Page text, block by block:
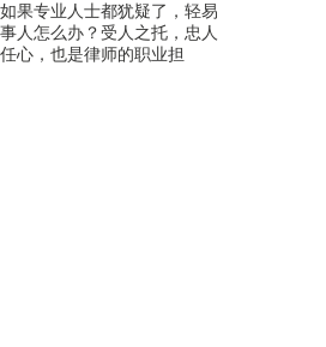
果专业人士都犹疑了，轻易
人怎么办？受人之托，忠人
心， 也是律师的职业担